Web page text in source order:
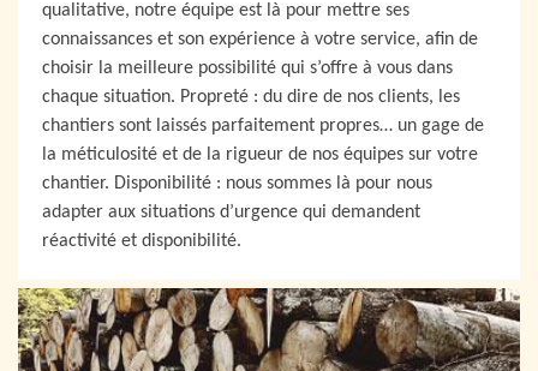
qualitative, notre équipe est là pour mettre ses
connaissances et son expérience à votre service, afin de
choisir la meilleure possibilité qui s’offre à vous dans
chaque situation. Propreté : du dire de nos clients, les
chantiers sont laissés parfaitement propres… un gage de
la méticulosité et de la rigueur de nos équipes sur votre
chantier. Disponibilité : nous sommes là pour nous
adapter aux situations d’urgence qui demandent
réactivité et disponibilité.